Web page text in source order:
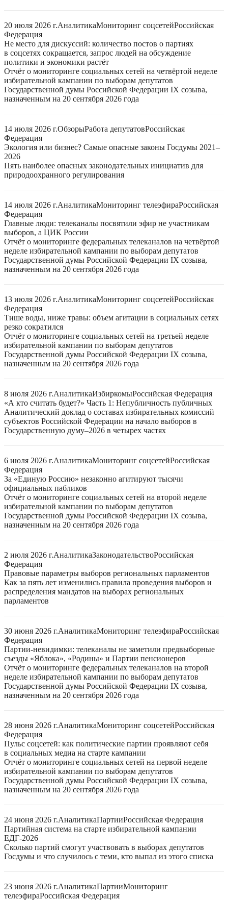
20 июля 2026 г.АналитикаМониторинг соцсетейРоссийская
Федерация
Не место для дискуссий: количество постов о партиях
в соцсетях сокращается, запрос людей на обсуждение
политики и экономики растёт
Отчёт о мониторинге социальных сетей на четвёртой неделе
избирательной кампании по выборам депутатов
Государственной думы Российской Федерации IX созыва,
назначенным на 20 сентября 2026 года
14 июля 2026 г.ОбзорыРабота депутатовРоссийская
Федерация
Экология или бизнес? Самые опасные законы Госдумы 2021–
2026
Пять наиболее опасных законодательных инициатив для
природоохранного регулирования
14 июля 2026 г.АналитикаМониторинг телеэфираРоссийская
Федерация
Главные люди: телеканалы посвятили эфир не участникам
выборов, а ЦИК России
Отчёт о мониторинге федеральных телеканалов на четвёртой
неделе избирательной кампании по выборам депутатов
Государственной думы Российской Федерации IX созыва,
назначенным на 20 сентября 2026 года
13 июля 2026 г.АналитикаМониторинг соцсетейРоссийская
Федерация
Тише воды, ниже травы: объем агитации в социальных сетях
резко сократился
Отчёт о мониторинге социальных сетей на третьей неделе
избирательной кампании по выборам депутатов
Государственной думы Российской Федерации IX созыва,
назначенным на 20 сентября 2026 года
8 июля 2026 г.АналитикаИзбиркомыРоссийская Федерация
«А кто считать будет?» Часть 1: Непубличность публичных
Аналитический доклад о составах избирательных комиссий
субъектов Российской Федерации на начало выборов в
Государственную думу–2026 в четырех частях
6 июля 2026 г.АналитикаМониторинг соцсетейРоссийская
Федерация
За «Единую Россию» незаконно агитируют тысячи
официальных пабликов
Отчёт о мониторинге социальных сетей на второй неделе
избирательной кампании по выборам депутатов
Государственной думы Российской Федерации IX созыва,
назначенным на 20 сентября 2026 года
2 июля 2026 г.АналитикаЗаконодательствоРоссийская
Федерация
Правовые параметры выборов региональных парламентов
Как за пять лет изменились правила проведения выборов и
распределения мандатов на выборах региональных
парламентов
30 июня 2026 г.АналитикаМониторинг телеэфираРоссийская
Федерация
Партии-невидимки: телеканалы не заметили предвыборные
съезды «Яблока», «Родины» и Партии пенсионеров
Отчёт о мониторинге федеральных телеканалов на второй
неделе избирательной кампании по выборам депутатов
Государственной думы Российской Федерации IX созыва,
назначенным на 20 сентября 2026 года
28 июня 2026 г.АналитикаМониторинг соцсетейРоссийская
Федерация
Пульс соцсетей: как политические партии проявляют себя
в социальных медиа на старте кампании
Отчёт о мониторинге социальных сетей на первой неделе
избирательной кампании по выборам депутатов
Государственной думы Российской Федерации IX созыва,
назначенным на 20 сентября 2026 года
24 июня 2026 г.АналитикаПартииРоссийская Федерация
Партийная система на старте избирательной кампании
ЕДГ-2026
Сколько партий смогут участвовать в выборах депутатов
Госдумы и что случилось с теми, кто выпал из этого списка
23 июня 2026 г.АналитикаПартииМониторинг
телеэфираРоссийская Федерация